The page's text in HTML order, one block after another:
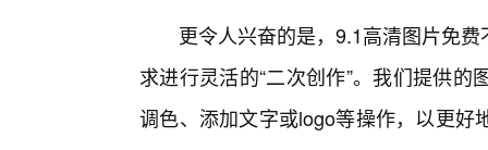
更令人兴奋的是，9.1高清图片免
求进行灵活的“二次创作”。我们提供
调色、添加文字或logo等操作，以更好